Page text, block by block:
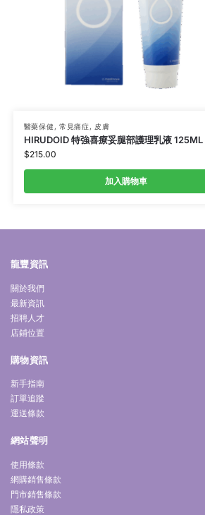
醫藥保健, 常見痛症, 皮膚
HIRUDOID 特強喜療妥腿部護理乳液 125ML
$215.00
加入購物車
龍豐資訊
關於我們
最新資訊
招聘人才
店鋪位置
購物資訊
新手指南
訂單追蹤
運送條款
網站聲明
使用條款
網購銷售條款
門市銷售條款
隱私政策